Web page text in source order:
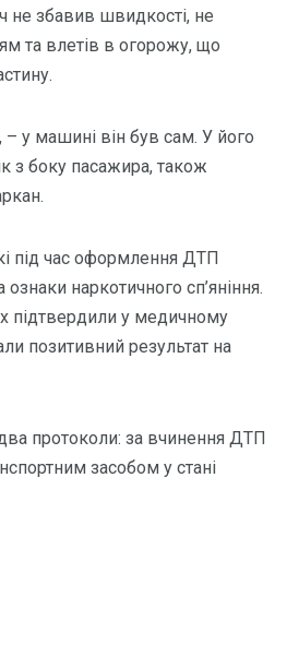
не збавив швидкості, не
та влетів в огорожу, що
у машині він був сам. У його
з боку пасажира, також
під час оформлення ДТП
наркотичного сп’яніння.
підтвердили у медичному
позитивний результат на
протоколи: за вчинення ДТП
засобом у стані